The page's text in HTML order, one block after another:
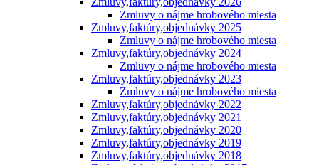
Zmluvy o nájme hrobového miesta
Zmluvy,faktúry,objednávky 2025
Zmluvy o nájme hrobového miesta
Zmluvy,faktúry,objednávky 2024
Zmluvy o nájme hrobového miesta
Zmluvy,faktúry,objednávky 2023
Zmluvy o nájme hrobového miesta
Zmluvy,faktúry,objednávky 2022
Zmluvy,faktúry,objednávky 2021
Zmluvy,faktúry,objednávky 2020
Zmluvy,faktúry,objednávky 2019
Zmluvy,faktúry,objednávky 2018